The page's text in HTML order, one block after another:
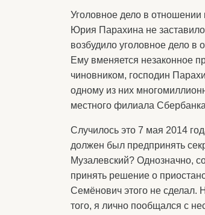
Уголовное дело в
Юрия Парахина не
возбудило уголовное дело
Ему вменяется незаконное
чиновником, господин
одному из них
местного филиала
Случилось это 7 мая 2014
должен был предпринять
Музалевский? Однозначно,
принять решение о
Семёнович этого не сделал.
того, я лично пообщался с